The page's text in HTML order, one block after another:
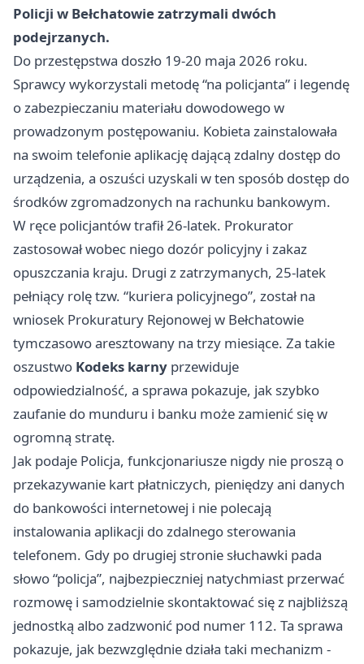
Policji w Bełchatowie zatrzymali dwóch
podejrzanych.
Do przestępstwa doszło 19-20 maja 2026 roku.
Sprawcy wykorzystali metodę “na policjanta” i legendę
o zabezpieczaniu materiału dowodowego w
prowadzonym postępowaniu. Kobieta zainstalowała
na swoim telefonie aplikację dającą zdalny dostęp do
urządzenia, a oszuści uzyskali w ten sposób dostęp do
środków zgromadzonych na rachunku bankowym.
W ręce policjantów trafił 26-latek. Prokurator
zastosował wobec niego dozór policyjny i zakaz
opuszczania kraju. Drugi z zatrzymanych, 25-latek
pełniący rolę tzw. “kuriera policyjnego”, został na
wniosek Prokuratury Rejonowej w Bełchatowie
tymczasowo aresztowany na trzy miesiące. Za takie
oszustwo Kodeks karny przewiduje
odpowiedzialność, a sprawa pokazuje, jak szybko
zaufanie do munduru i banku może zamienić się w
ogromną stratę.
Jak podaje Policja, funkcjonariusze nigdy nie proszą o
przekazywanie kart płatniczych, pieniędzy ani danych
do bankowości internetowej i nie polecają
instalowania aplikacji do zdalnego sterowania
telefonem. Gdy po drugiej stronie słuchawki pada
słowo “policja”, najbezpieczniej natychmiast przerwać
rozmowę i samodzielnie skontaktować się z najbliższą
jednostką albo zadzwonić pod numer 112. Ta sprawa
pokazuje, jak bezwzględnie działa taki mechanizm -